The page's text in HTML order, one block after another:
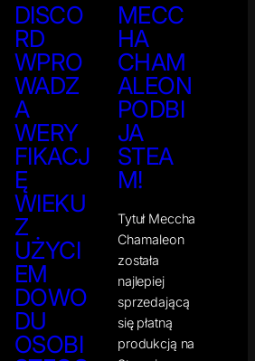
DISCO
RD
WPRO
WADZ
A
WERY
FIKACJ
Ę
WIEKU
Z
UŻYCI
EM
DOWO
DU
OSOBI
MECC
HA
CHAM
ALEON
PODBI
JA
STEA
M!
Tytuł Meccha
Chamaleon
została
najlepiej
sprzedającą
się płatną
produkcją na